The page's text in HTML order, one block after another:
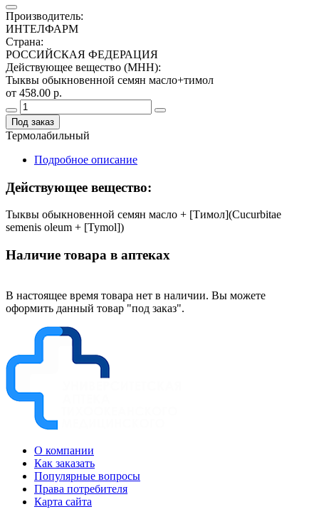
Производитель:
ИНТЕЛФАРМ
Страна:
РОССИЙСКАЯ ФЕДЕРАЦИЯ
Действующее вещество (МНН):
Тыквы обыкновенной семян масло+тимол
от 458.00 р.
Под заказ
Термолабильный
Подробное описание
Действующее вещество:
Тыквы обыкновенной семян масло + [Тимол](Cucurbitae
semenis oleum + [Tymol])
Наличие товара в аптеках
В настоящее время товара нет в наличии. Вы можете
оформить данный товар "под заказ".
О компании
Как заказать
Популярные вопросы
Права потребителя
Карта сайта